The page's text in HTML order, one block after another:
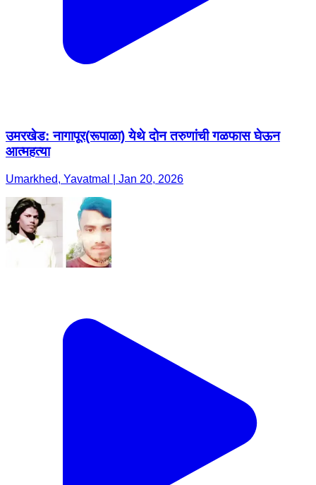
उमरखेड: नागापूर(रूपाळा) येथे दोन तरुणांची गळफास घेऊन
आत्महत्या
Umarkhed, Yavatmal | Jan 20, 2026